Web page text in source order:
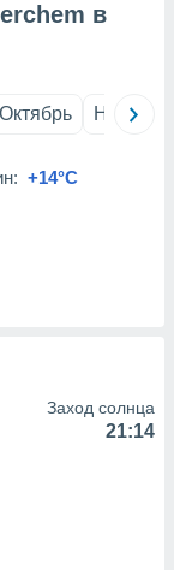
в
Октябрь Ноябрь
+14°C
Заход солнца
21:14